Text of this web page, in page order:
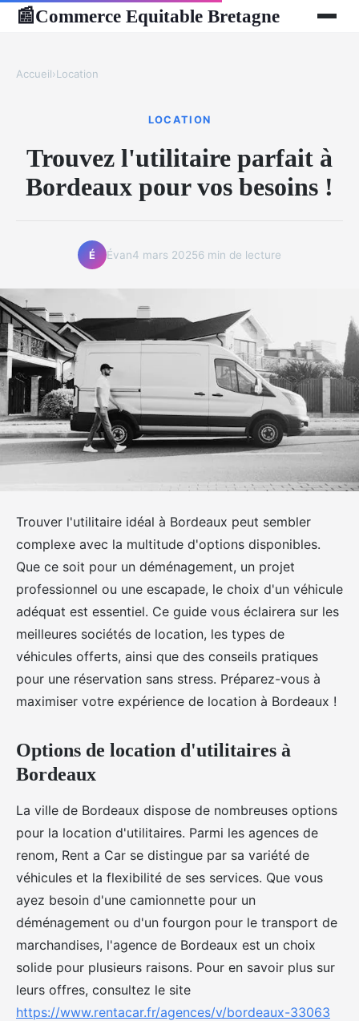
📰Commerce Equitable Bretagne
Accueil›Location
LOCATION
Trouvez l'utilitaire parfait à
Bordeaux pour vos besoins !
É Évan4 mars 20256 min de lecture
Trouver l'utilitaire idéal à Bordeaux peut sembler
complexe avec la multitude d'options disponibles.
Que ce soit pour un déménagement, un projet
professionnel ou une escapade, le choix d'un véhicule
adéquat est essentiel. Ce guide vous éclairera sur les
meilleures sociétés de location, les types de
véhicules offerts, ainsi que des conseils pratiques
pour une réservation sans stress. Préparez-vous à
maximiser votre expérience de location à Bordeaux !
Options de location d'utilitaires à
Bordeaux
La ville de Bordeaux dispose de nombreuses options
pour la location d'utilitaires. Parmi les agences de
renom, Rent a Car se distingue par sa variété de
véhicules et la flexibilité de ses services. Que vous
ayez besoin d'une camionnette pour un
déménagement ou d'un fourgon pour le transport de
marchandises, l'agence de Bordeaux est un choix
solide pour plusieurs raisons. Pour en savoir plus sur
leurs offres, consultez le site
https://www.rentacar.fr/agences/v/bordeaux-33063